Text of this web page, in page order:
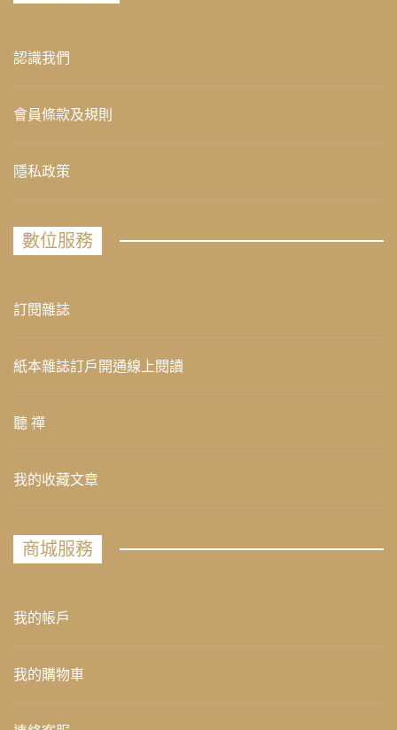
認識我們
會員條款及規則
隱私政策
數位服務
訂閱雜誌
紙本雜誌訂戶開通線上閱讀
聽 禪
我的收藏文章
商城服務
我的帳戶
我的購物車